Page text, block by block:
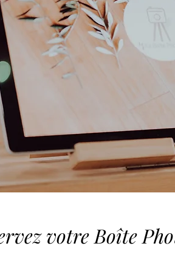
votre Boîte